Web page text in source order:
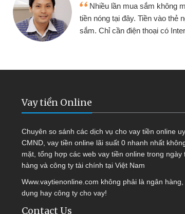
tiền mặt mình đều vay
ngay là mình lại tiếp tục mua
là dùng được
Vay tiền Online
Chuyên so sánh các dịch vụ cho vay tiền online
CMND, vay tiền online lãi suất 0 nhanh nhất
mặt, tổng hợp các web vay tiền online trong ngày
hàng và công ty tài chính tại Việt Nam
Www.vaytienonline.com không phải là ngân
dụng hay công ty cho vay!
Contact Us